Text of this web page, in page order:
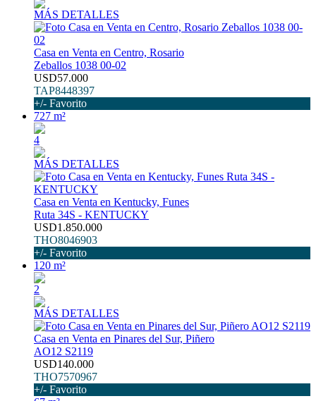
MÁS DETALLES
Casa en Venta en Centro, Rosario
Zeballos 1038 00-02
USD57.000
TAP8448397
+/- Favorito
727 m²
4
MÁS DETALLES
Casa en Venta en Kentucky, Funes
Ruta 34S - KENTUCKY
USD1.850.000
THO8046903
+/- Favorito
120 m²
2
MÁS DETALLES
Casa en Venta en Pinares del Sur, Piñero
AO12 S2119
USD140.000
THO7570967
+/- Favorito